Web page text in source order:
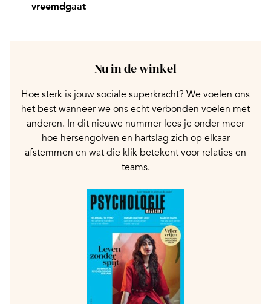
vreemdgaat
Nu in de winkel
Hoe sterk is jouw sociale superkracht? We voelen ons
het best wanneer we ons echt verbonden voelen met
anderen. In dit nieuwe nummer lees je onder meer
hoe hersengolven en hartslag zich op elkaar
afstemmen en wat die klik betekent voor relaties en
teams.